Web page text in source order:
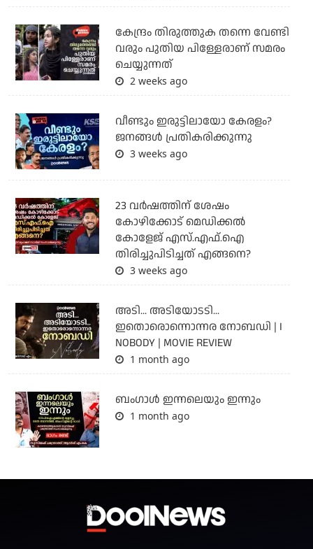
കേന്ദ്രം തിരുത്തുക തന്നെ വേണ്ടി
വരും പുതിയ പിള്ളേരാണ് സമരം
ചെയ്യുന്നത്
2 weeks ago
വീണ്ടും ഇരുട്ടിലായോ കേരളം?
ജനങ്ങൾ പ്രതികരിക്കുന്നു
3 weeks ago
23 വർഷത്തിന് ശേഷം
കോഴിക്കോട് മെഡിക്കൽ
കോളേജ് എസ്.എഫ്.ഐ
തിരിച്ചുപിടിച്ചത് എങ്ങനെ?
3 weeks ago
അടി... അടിയോടടി...
ഇതൊരൊന്നൊന്നര നോബഡി | I
NOBODY | MOVIE REVIEW
1 month ago
ബംഗാള്‍ ഇന്നലെയും ഇന്നും
1 month ago